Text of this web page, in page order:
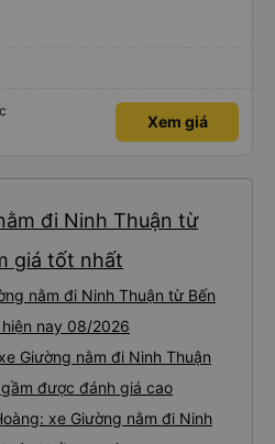
Xem giá
đi Ninh Thuận từ
giá tốt nhất
nằm đi Ninh Thuận từ Bến
nay 08/2026
Giường nằm đi Ninh Thuận
được đánh giá cao
xe Giường nằm đi Ninh